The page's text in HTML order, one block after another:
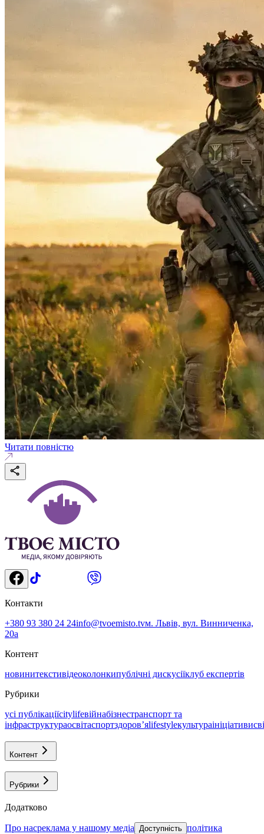
Читати повністю
Контакти
+380 93 380 24 24info@tvoemisto.tvм. Львів, вул. Винниченка,
20а
Контент
новинитекстивідеоколонкипублічні дискусіїклуб експертів
Рубрики
усі публікаціїcitylifeвійнабізнестранспорт та
інфраструктураосвітаспортздоровʼяlifestyleкультураініціативи
Контент
Рубрики
Додатково
про насреклама у нашому медіа Доступність політика